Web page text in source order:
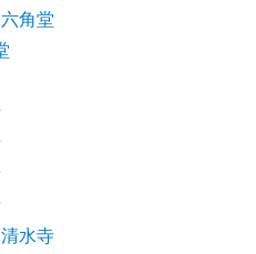
角堂
水寺